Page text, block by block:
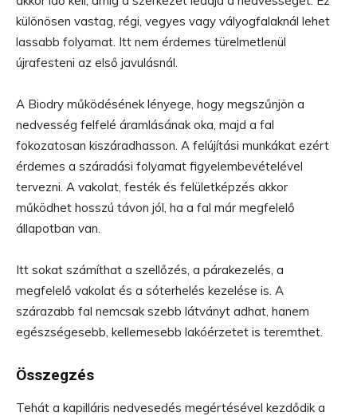
különösen vastag, régi, vegyes vagy vályogfalaknál lehet
lassabb folyamat. Itt nem érdemes türelmetlenül
újrafesteni az első javulásnál.
A Biodry működésének lényege, hogy megszűnjön a
nedvesség felfelé áramlásának oka, majd a fal
fokozatosan kiszáradhasson. A felújítási munkákat ezért
érdemes a száradási folyamat figyelembevételével
tervezni. A vakolat, festék és felületképzés akkor
működhet hosszú távon jól, ha a fal már megfelelő
állapotban van.
Itt sokat számíthat a szellőzés, a párakezelés, a
megfelelő vakolat és a sóterhelés kezelése is. A
szárazabb fal nemcsak szebb látványt adhat, hanem
egészségesebb, kellemesebb lakóérzetet is teremthet.
Összegzés
Tehát a kapilláris nedvesedés megértésével kezdődik a